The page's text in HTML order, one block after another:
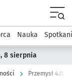
Strategia
Nauka
8 sierpnia
Przemysł 4.0,